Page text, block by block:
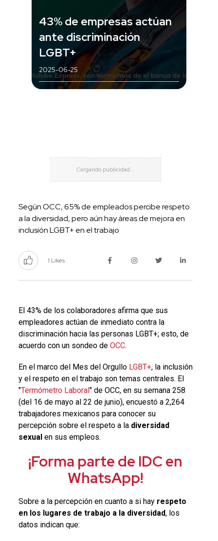
43% de empresas actúan
ante discriminación
LGBT+
2025-06-25
Según OCC, 65% de empleados percibe respeto
a la diversidad, pero aún hay áreas de mejora en
inclusión LGBT+ en el trabajo
1 Likes
El 43% de los colaboradores afirma que sus
empleadores actúan de inmediato contra la
discriminación hacia las personas LGBT+; esto, de
acuerdo con un sondeo de OCC.
En el marco del Mes del Orgullo LGBT+, la inclusión
y el respeto en el trabajo son temas centrales. El
"Termómetro Laboral" de OCC, en su semana 258
(del 16 de mayo al 22 de junio), encuestó a 2,264
trabajadores mexicanos para conocer su
percepción sobre el respeto a la diversidad
sexualen sus empleos.
¡Forma parte de IDC en
WhatsApp!
Sobre a la percepción en cuanto a si hay respeto
en los lugares de trabajo a la diversidad, los
datos indican que: